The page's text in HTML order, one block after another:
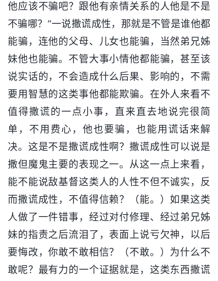
他应该不骗吧？跟他有亲情关系的人他是不是
不骗哪？”一说撒谎成性，那就是不管是谁他都
能骗，连他的父母、儿女也能骗，当然弟兄姊
妹他也能骗。不管大事小情他都能骗，甚至该
说实话的，不会造成什么后果、影响的，不需
要用智慧的这类事他都能欺骗。在外人来看不
值得撒谎的一点小事，直来直去地说完很简
单，不用费心，他也要骗，也能用谎话来解
决。这是不是撒谎成性啊？撒谎成性可以说是
撒但魔鬼主要的表现之一。从这一点上来看，
能不能说敌基督这类人的人性不但不诚实，反
而撒谎成性，不值得信赖？（能。）如果这类
人做了一件错事，经过对付修理、经过弟兄姊
妹的指责之后流泪了，表面上说亏欠神，以后
要悔改，你敢不敢相信？（不敢。）为什么不
敢呢？最有力的一个证据就是，这类东西撒谎